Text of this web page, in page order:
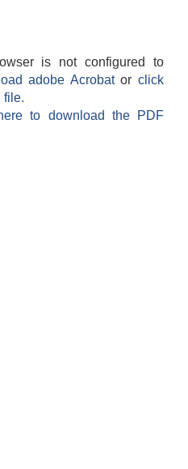
is not configured to
adobe Acrobatorclick
file.
to download the PDF